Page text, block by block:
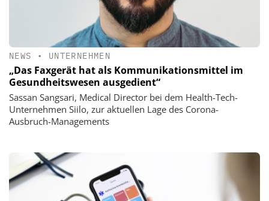
NEWS • UNTERNEHMEN
„Das Faxgerät hat als Kommunikationsmittel im
Gesundheitswesen ausgedient“
Sassan Sangsari, Medical Director bei dem Health-Tech-
Unternehmen Siilo, zur aktuellen Lage des Corona-
Ausbruch-Managements